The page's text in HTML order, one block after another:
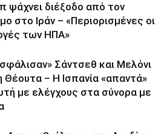
ψάχνει διέξοδο από τον
στο Ιράν – «Περιορισμένες οι
των ΗΠΑ»
Σάντσεθ και Μελόνι
Θέουτα – Η Ισπανία «απαντά»
με ελέγχους στα σύνορα με